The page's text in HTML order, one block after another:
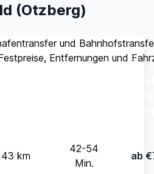
(Otzberg)
und
Entfernungen und
43 km
42-54
Min.
ab